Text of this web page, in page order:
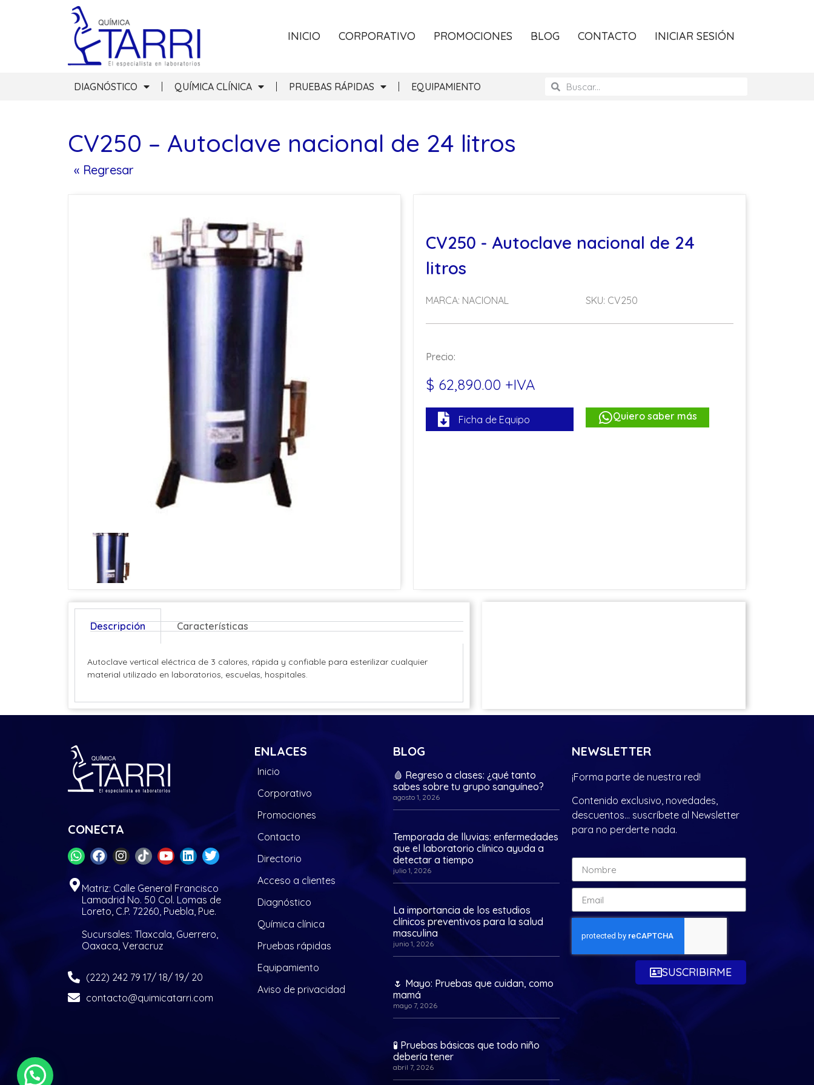
INICIO CORPORATIVO PROMOCIONES BLOG CONTACTO INICIAR SESIÓN
DIAGNÓSTICO QUÍMICA CLÍNICA PRUEBAS RÁPIDAS EQUIPAMIENTO
CV250 – Autoclave nacional de 24 litros
« Regresar
CV250 - Autoclave nacional de 24
litros
MARCA: NACIONAL SKU: CV250
Precio:
$ 62,890.00 +IVA
Ficha de Equipo Quiero saber más
Descripción Características
Autoclave vertical eléctrica de 3 calores, rápida y confiable para esterilizar cualquier
material utilizado en laboratorios, escuelas, hospitales.
CONECTA
Matriz: Calle General Francisco
Lamadrid No. 50 Col. Lomas de
Loreto, C.P. 72260, Puebla, Pue.
Sucursales: Tlaxcala, Guerrero,
Oaxaca, Veracruz
(222) 242 79 17/ 18/ 19/ 20
contacto@quimicatarri.com
ENLACES
Inicio
Corporativo
Promociones
Contacto
Directorio
Acceso a clientes
Diagnóstico
Química clínica
Pruebas rápidas
Equipamiento
Aviso de privacidad
BLOG
🩸 Regreso a clases: ¿qué tanto
sabes sobre tu grupo sanguíneo?
agosto 1, 2026
Temporada de lluvias: enfermedades
que el laboratorio clínico ayuda a
detectar a tiempo
julio 1, 2026
La importancia de los estudios
clínicos preventivos para la salud
masculina
junio 1, 2026
🌷 Mayo: Pruebas que cuidan, como
mamá
mayo 7, 2026
🧪 Pruebas básicas que todo niño
debería tener
abril 7, 2026
NEWSLETTER
¡Forma parte de nuestra red!
Contenido exclusivo, novedades,
descuentos… suscríbete al Newsletter
para no perderte nada.
SUSCRIBIRME